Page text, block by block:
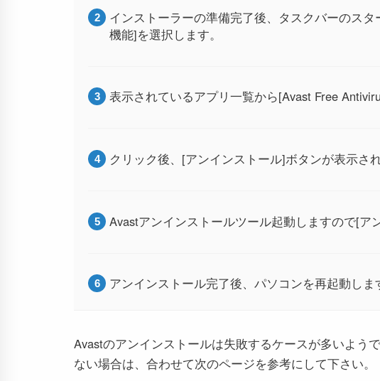
インストーラーの準備完了後、タスクバーのス
機能]を選択します。
表示されているアプリ一覧から[Avast Free
クリック後、[アンインストール]ボタンが表示さ
Avastアンインストールツール起動しますので[ア
アンインストール完了後、パソコンを再起動しま
Avastのアンインストールは失敗するケースが多いよう
ない場合は、合わせて次のページを参考にして下さい。